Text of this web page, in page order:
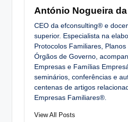
António Nogueira
CEO da efconsulting® e
superior. Especialista na
Protocolos Familiares, Planos
Órgãos de Governo,
Empresas e Famílias
seminários, conferências e
centenas de artigos
Empresas Familiares®.
View All Posts